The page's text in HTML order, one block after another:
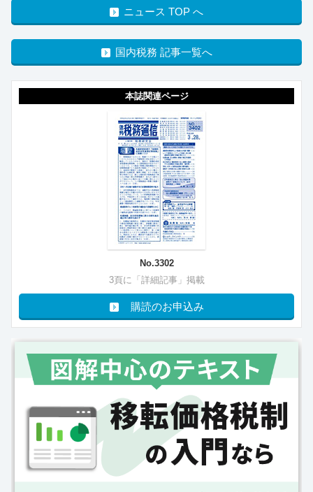
ニュース TOP へ
国内税務 記事一覧へ
本誌関連ページ
No.3302
3頁に「詳細記事」掲載
購読のお申込み